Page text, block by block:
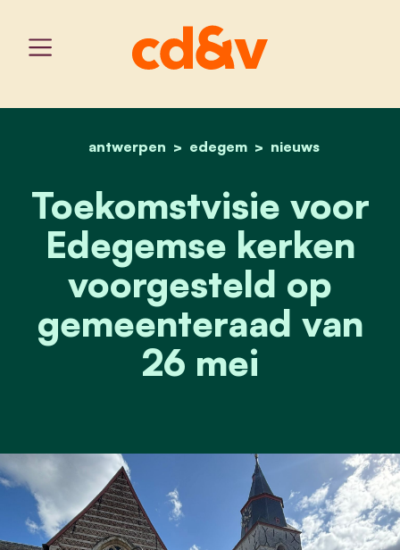
home
antwerpen edegem nieuws
toekomstvisie voor
Toekomstvisie voor
Edegemse kerken
voorgesteld op
gemeenteraad van
26 mei